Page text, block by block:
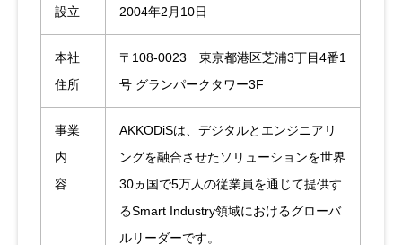
設立 2004年2月10日
本社
住所
〒108-0023 東京都港区芝浦3丁目4番1
号 グランパークタワー3F
事業
内
容
AKKODiSは、デジタルとエンジニアリ
ングを融合させたソリューションを世界
30ヵ国で5万人の従業員を通じて提供す
るSmart Industry領域におけるグローバ
ルリーダーです。